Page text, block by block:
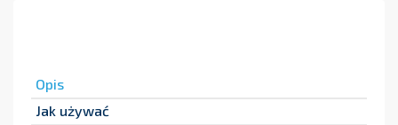
Opis
Jak używać